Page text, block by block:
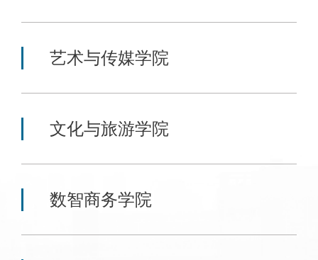
艺术与传媒学院
文化与旅游学院
数智商务学院